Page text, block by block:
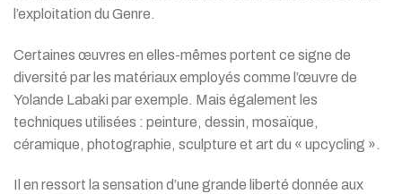
l’exploitation du Genre.
Certaines œuvres en elles-mêmes portent ce signe de
diversité par les matériaux employés comme l’œuvre de
Yolande Labaki par exemple. Mais également les
techniques utilisées : peinture, dessin, mosaïque,
céramique, photographie, sculpture et art du « upcycling ».
Il en ressort la sensation d’une grande liberté donnée aux